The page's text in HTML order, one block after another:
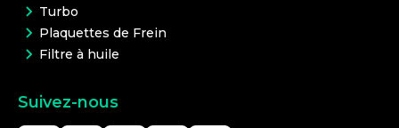
Turbo
Plaquettes de Frein
Filtre à huile
Suivez-nous